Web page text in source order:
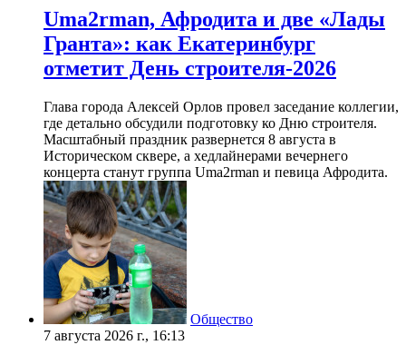
Uma2rman, Афродита и две «Лады
Гранта»: как Екатеринбург
отметит День строителя-2026
Глава города Алексей Орлов провел заседание коллегии,
где детально обсудили подготовку ко Дню строителя.
Масштабный праздник развернется 8 августа в
Историческом сквере, а хедлайнерами вечернего
концерта станут группа Uma2rman и певица Афродита.
Общество
7 августа 2026 г., 16:13